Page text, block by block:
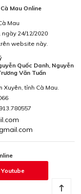
Mau Online
Mau
ngày 24/12/2020
website này.
Quốc Danh, Nguyễn
Văn Tuấn
tỉnh Cà Mau.
Youtube